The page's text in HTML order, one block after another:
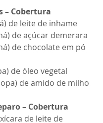
– Cobertura
de leite de inhame
de açúcar demerara
de chocolate em pó
de óleo vegetal
de amido de milho
– Cobertura
de leite de